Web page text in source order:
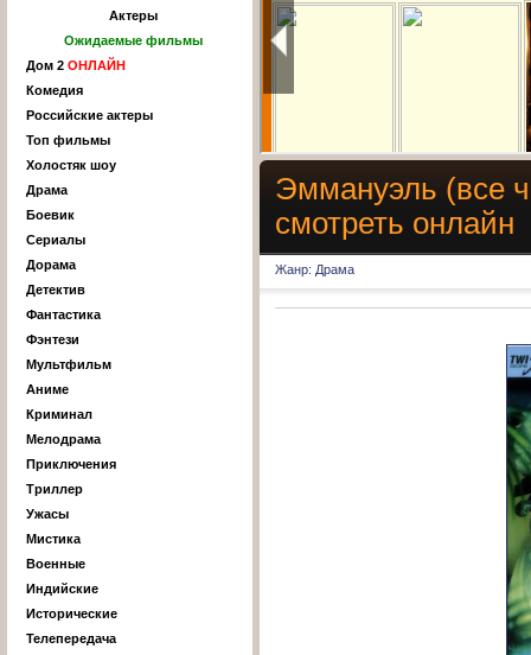
Эммануэль (все
смотреть онлайн
Жанр: Драма
Актеры
Ожидаемые фильмы
Дом 2 ОНЛАЙН
Комедия
Российские актеры
Топ фильмы
Холостяк шоу
Драма
Боевик
Сериалы
Дорама
Детектив
Фантастика
Фэнтези
Мультфильм
Аниме
Криминал
Мелодрама
Приключения
Триллер
Ужасы
Мистика
Военные
Индийские
Исторические
Телепередача